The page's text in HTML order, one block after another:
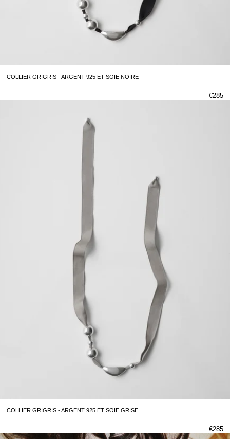
COLLIER GRIGRIS - ARGENT 925 ET SOIE NOIRE
€285
COLLIER GRIGRIS - ARGENT 925 ET SOIE GRISE
€285